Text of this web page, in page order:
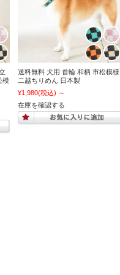
模
送料無料 犬用 首輪 和柄 市松模様
二越ちりめん 日本製
¥1,980(税込) ～
在庫を確認する